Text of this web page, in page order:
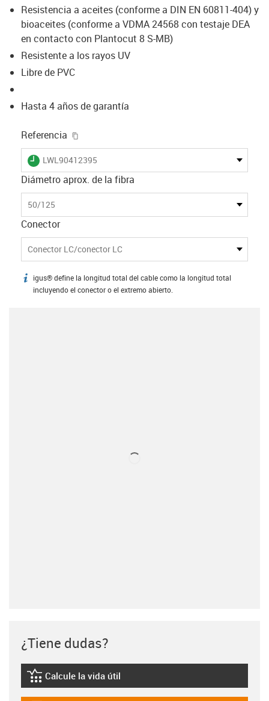
Resistencia a aceites (conforme a DIN EN 60811-404) y
bioaceites (conforme a VDMA 24568 con testaje DEA
en contacto con Plantocut 8 S-MB)
Resistente a los rayos UV
Libre de PVC
Hasta 4 años de garantía
Referencia
igus-icon-lieferzeit
LWL90412395
Diámetro aprox. de la fibra
50/125
Conector
Conector LC/conector LC
igus-icon-info
igus® define la longitud total del cable como la longitud total
incluyendo el conector o el extremo abierto.
¿Tiene dudas?
igus-icon-lebensdauerrechner
Calcule la vida útil